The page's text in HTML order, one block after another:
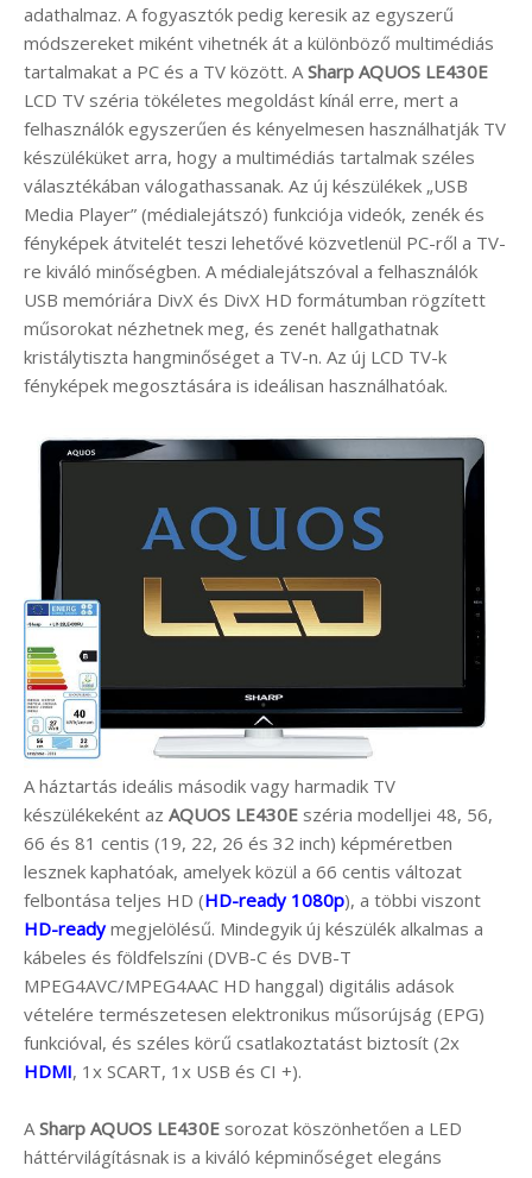
adathalmaz. A fogyasztók pedig keresik az egyszerű
módszereket miként vihetnék át a különböző multimédiás
tartalmakat a PC és a TV között. A Sharp AQUOS LE430E
LCD TV széria tökéletes megoldást kínál erre, mert a
felhasználók egyszerűen és kényelmesen használhatják TV
készüléküket arra, hogy a multimédiás tartalmak széles
választékában válogathassanak. Az új készülékek „USB
Media Player” (médialejátszó) funkciója videók, zenék és
fényképek átvitelét teszi lehetővé közvetlenül PC-ről a TV-
re kiváló minőségben. A médialejátszóval a felhasználók
USB memóriára DivX és DivX HD formátumban rögzített
műsorokat nézhetnek meg, és zenét hallgathatnak
kristálytiszta hangminőséget a TV-n. Az új LCD TV-k
fényképek megosztására is ideálisan használhatóak.
A háztartás ideális második vagy harmadik TV
készülékeként az AQUOS LE430E széria modelljei 48, 56,
66 és 81 centis (19, 22, 26 és 32 inch) képméretben
lesznek kaphatóak, amelyek közül a 66 centis változat
felbontása teljes HD (HD-ready 1080p), a többi viszont
HD-readymegjelölésű. Mindegyik új készülék alkalmas a
kábeles és földfelszíni (DVB-C és DVB-T
MPEG4AVC/MPEG4AAC HD hanggal) digitális adások
vételére természetesen elektronikus műsorújság (EPG)
funkcióval, és széles körű csatlakoztatást biztosít (2x
HDMI, 1x SCART, 1x USB és CI +).
A Sharp AQUOS LE430E sorozat köszönhetően a LED
háttérvilágításnak is a kiváló képminőséget elegáns